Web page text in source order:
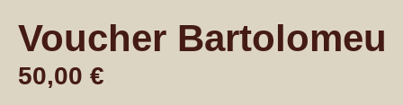
Voucher Bartolomeu
50,00 €